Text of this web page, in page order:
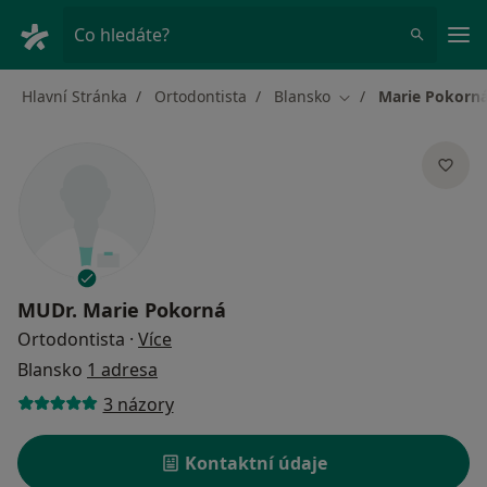
Co hledáte?
Hlavní Stránka Ortodontista Blansko Změna města
Marie
MUDr. Marie Pokorná
Ortodontista · Více
Blansko 1 adresa
3 názory
Kontaktní údaje